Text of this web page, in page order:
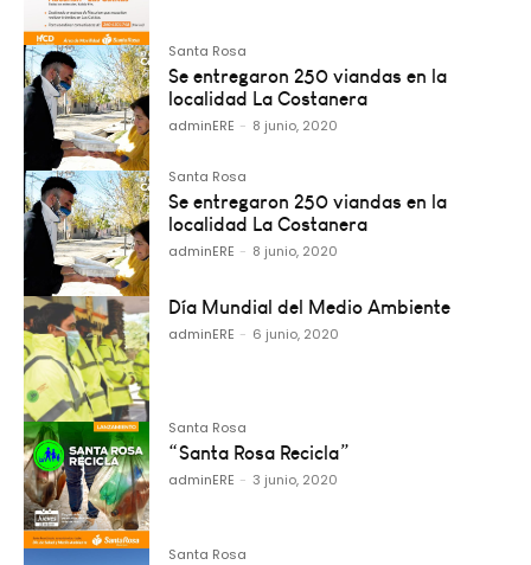
Santa Rosa
Se entregaron 250 viandas en la
localidad La Costanera
adminERE - 8 junio, 2020
Santa Rosa
Se entregaron 250 viandas en la
localidad La Costanera
adminERE - 8 junio, 2020
Día Mundial del Medio Ambiente
adminERE - 6 junio, 2020
Santa Rosa
“Santa Rosa Recicla”
adminERE - 3 junio, 2020
Santa Rosa